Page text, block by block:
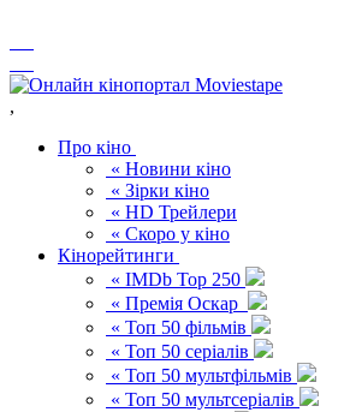
,
Про кіно
« Новини кіно
« Зірки кіно
« HD Трейлери
« Скоро у кіно
Кінорейтинги
« IMDb Top 250
« Премія Оскар
« Топ 50 фільмів
« Топ 50 серіалів
« Топ 50 мультфільмів
« Топ 50 мультсеріалів